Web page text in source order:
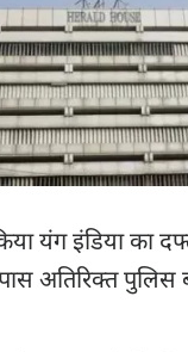
यंग इंडिया का
अतिरिक्त पुलिस